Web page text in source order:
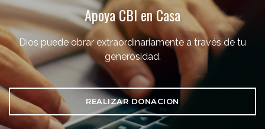
Apoya CBI en Casa
Dios puede obrar extraordinariamente a través de tu
generosidad.
REALIZAR DONACION